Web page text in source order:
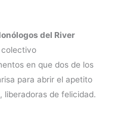
del River
colectivo
en que dos de los
para abrir el apetito
liberadoras de felicidad.